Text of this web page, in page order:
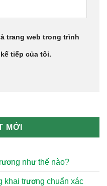
trang web trong trình
tiếp của tôi.
MỚI
như thế nào?
khai trương chuẩn xác